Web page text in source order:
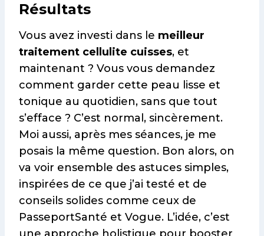
Résultats
Vous avez investi dans le meilleur
traitement cellulite cuisses, et
maintenant ? Vous vous demandez
comment garder cette peau lisse et
tonique au quotidien, sans que tout
s’efface ? C’est normal, sincèrement.
Moi aussi, après mes séances, je me
posais la même question. Bon alors, on
va voir ensemble des astuces simples,
inspirées de ce que j’ai testé et de
conseils solides comme ceux de
PasseportSanté et Vogue. L’idée, c’est